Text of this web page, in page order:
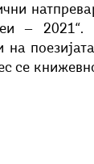
‒ 2021“.
на
се